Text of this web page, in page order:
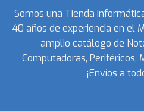
Somos una Tienda
40 años de experiencia en el
amplio catálogo de
Computadoras, Periféricos,
¡Envíos a